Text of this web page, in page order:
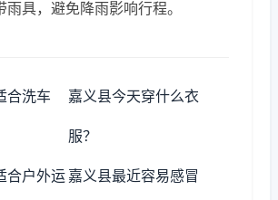
雨具，避免降雨影响行程。
合洗车 嘉义县今天穿什么衣
服？
合户外运 嘉义县最近容易感冒